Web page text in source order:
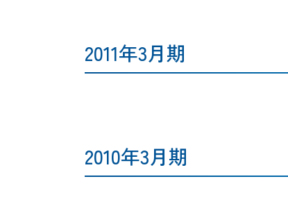
2011年3月期
2010年3月期